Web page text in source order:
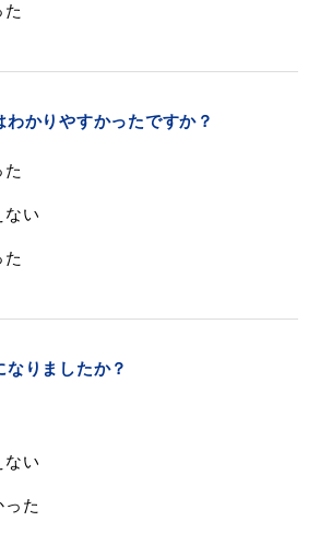
ービス
集
た
かりやすかったですか？
ない
りましたか？
ない
た